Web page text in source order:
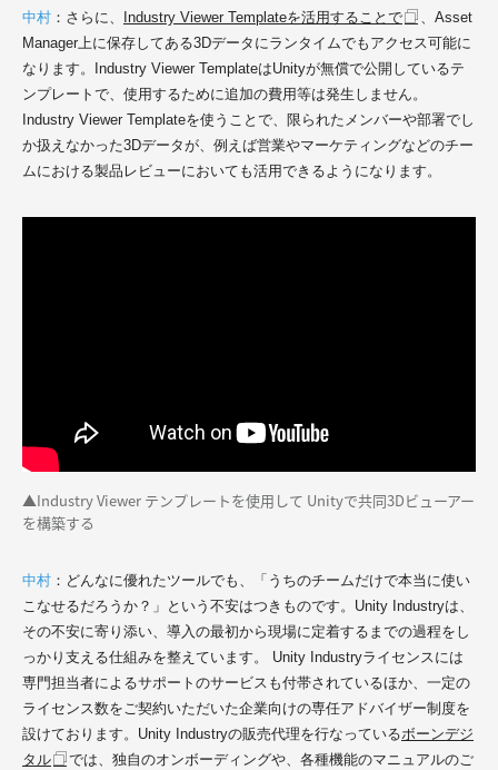
中村 ： さらに、 Industry Viewer Templateを活用することで
、Asset
Manager上に保存してある3Dデータにランタイムでもアクセス可能に
なります。Industry Viewer TemplateはUnityが無償で公開しているテ
ンプレートで、使用するために追加の費用等は発生しません。
Industry Viewer Templateを使うことで、限られたメンバーや部署でし
か扱えなかった3Dデータが、例えば営業やマーケティングなどのチー
ムにおける製品レビューにおいても活用できるようになります。
▲Industry Viewer テンプレートを使用して Unityで共同3Dビューアー
を構築する
中村 ： どんなに優れたツールでも、「うちのチームだけで本当に使い
こなせるだろうか？」という不安はつきものです。Unity Industryは、
その不安に寄り添い、導入の最初から現場に定着するまでの過程をし
っかり支える仕組みを整えています。 Unity Industryライセンスには
専門担当者によるサポートのサービスも付帯されているほか、一定の
ライセンス数をご契約いただいた企業向けの専任アドバイザー制度を
設けております。Unity Industryの販売代理を行なっているボーンデジ
タル
では、独自のオンボーディングや、各種機能のマニュアルのご